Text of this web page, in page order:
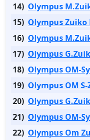
14) Olympus
15) Olympus Zuiko
16) Olympus
17) Olympus
18) Olympus OM-
19) Olympus OM
20) Olympus
21) Olympus OM-
22) Olympus Om